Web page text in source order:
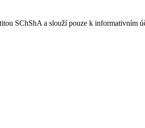
SChShA a slouží pouze k